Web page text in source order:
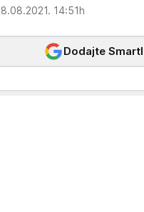
14:51h
Dodajte